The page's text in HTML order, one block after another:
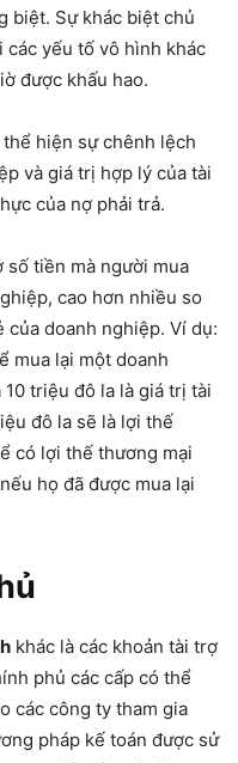
biệt. Sự khác biệt chủ
yếu tố vô hình khác
được khấu hao.
hiện sự chênh lệch
và giá trị hợp lý của tài
của nợ phải trả.
số tiền mà người mua
cao hơn nhiều so
doanh nghiệp. Ví dụ:
mua lại một doanh
triệu đô la là giá trị tài
đô la sẽ là lợi thế
có lợi thế thương mại
họ đã được mua lại
khác là các khoản tài trợ
phủ các cấp có thể
các công ty tham gia
pháp kế toán được sử